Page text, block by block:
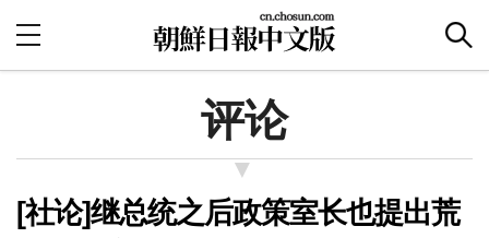
评论
[社论]继总统之后政策室长也提出荒